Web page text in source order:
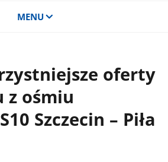
MENU
oferty
z ośmiu
Szczecin – Piła